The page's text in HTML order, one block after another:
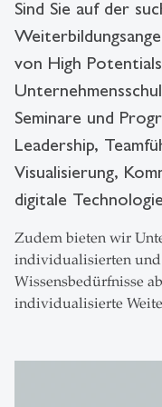
Sind Sie auf der
von High
Seminare und
Leadership,
Visualisierung,
digitale
Zudem bieten wir
individualisierten
Wissensbedürfnisse
individualisierte